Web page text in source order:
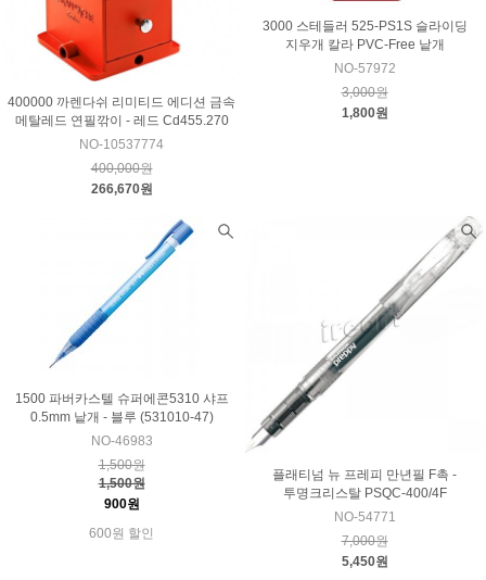
400000 까렌다쉬 리미티드 에디션 금속
메탈레드 연필깎이 - 레드 Cd455.270
NO-10537774
400,000원
266,670원
3000 스테들러 525-PS1S 슬라이딩
지우개 칼라 PVC-Free 낱개
NO-57972
3,000원
1,800원
1500 파버카스텔 슈퍼에콘5310 샤프
0.5mm 낱개 - 블루 (531010-47)
NO-46983
1,500원
1,500원
900원
600원 할인
플래티넘 뉴 프레피 만년필 F촉 -
투명크리스탈 PSQC-400/4F
NO-54771
7,000원
5,450원